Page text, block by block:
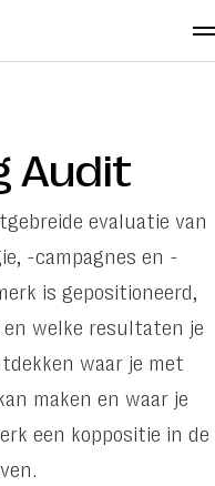
Audit
evaluatie van
-campagnes en -
is gepositioneerd,
welke resultaten je
waar je met
maken en waar je
een koppositie in de